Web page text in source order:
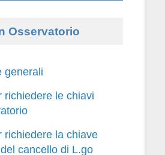
Osservatorio
generali
richiedere le chiavi
richiedere la chiave
cancello di L.go